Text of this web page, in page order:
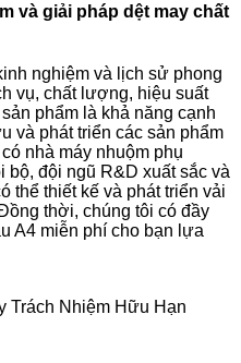
và giải pháp dệt may chất
nghiệm và lịch sử phong
vụ, chất lượng, hiệu suất
phẩm là khả năng cạnh
và phát triển các sản phẩm
nhà máy nhuộm phụ
bộ, đội ngũ R&D xuất sắc và
thể thiết kế và phát triển vải
thời, chúng tôi có đầy
A4 miễn phí cho bạn lựa